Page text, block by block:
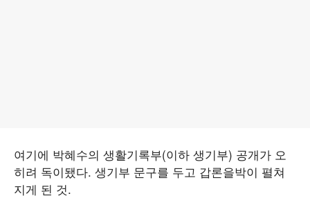
여기에 박혜수의 생활기록부(이하 생기부) 공개가 오
히려 독이됐다. 생기부 문구를 두고 갑론을박이 펼쳐
지게 된 것.